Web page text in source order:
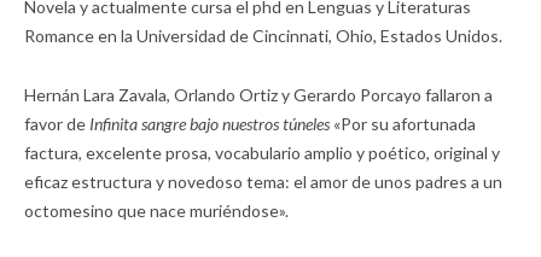
Novela y actualmente cursa el phd en Lenguas y Literaturas
Romance en la Universidad de Cincinnati, Ohio, Estados Unidos.
Hernán Lara Zavala, Orlando Ortiz y Gerardo Porcayo fallaron a
favor de Infinita sangre bajo nuestros túneles «Por su afortunada
factura, excelente prosa, vocabulario amplio y poético, original y
eficaz estructura y novedoso tema: el amor de unos padres a un
octomesino que nace muriéndose».